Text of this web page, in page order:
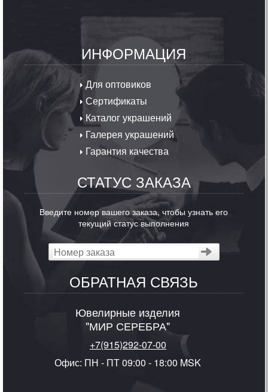
ИНФОРМАЦИЯ
Для оптовиков
Сертификаты
Каталог украшений
Галерея украшений
Гарантия качества
СТАТУС ЗАКАЗА
Введите номер вашего заказа, чтобы узнать его
текущий статус выполнения
ОБРАТНАЯ СВЯЗЬ
Ювелирные изделия
"МИР СЕРЕБРА"
+7(915)292-07-00
Офис: ПН - ПТ 09:00 - 18:00 MSK